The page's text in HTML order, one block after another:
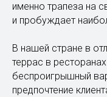
именно трапеза на
и пробуждает
В нашей стране в
террас в
беспроигрышный
предпочтение